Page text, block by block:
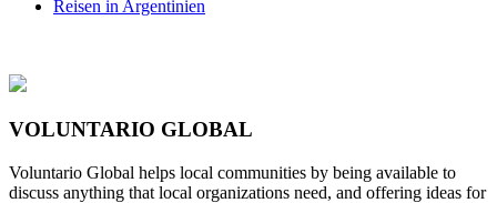
Reisen in Argentinien
VOLUNTARIO GLOBAL
Voluntario Global helps local communities by being available to
discuss anything that local organizations need, and offering ideas for